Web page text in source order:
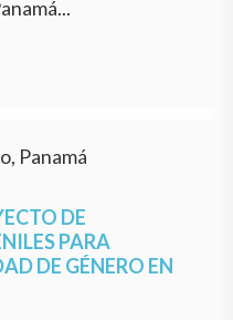
Panamá
DE
PARA
DE GÉNERO EN